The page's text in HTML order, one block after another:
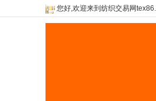
您好,欢迎来到纺织交易网